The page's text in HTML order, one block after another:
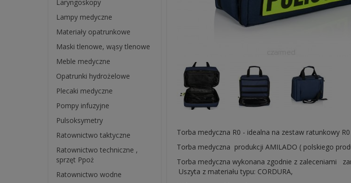
Torba medyczna R0 - idealna na zestaw ratunkowy
Torba medyczna produkcji AMILADO ( polskiego
Torba medyczna wykonana zgodnie z zaleceniami
Uszyta z materiału typu: CORDURA,
Laryngoskopy
Lampy medyczne
Materiały opatrunkowe
Maski tlenowe, wąsy tlenowe
Meble medyczne
Opatrunki hydrożelowe
Plecaki medyczne
Pompy infuzyjne
Pulsoksymetry
Ratownictwo taktyczne
Ratownictwo techniczne ,
sprzęt Ppoż
Ratownictwo wodne